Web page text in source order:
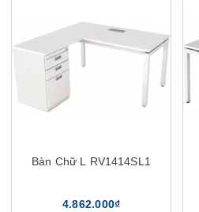
Bàn Chữ L RV1414SL1
4.862.000₫